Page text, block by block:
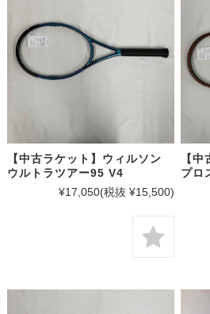
【中古ラケット】ウィルソン
ウルトラツアー95 V4
¥17,050(税抜 ¥15,500)
【
プロ